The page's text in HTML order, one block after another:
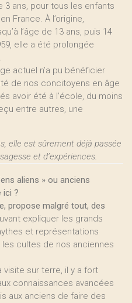
3 ans, pour tous les enfants
France. À l’origine,
l’âge de 13 ans, puis 14
elle a été prolongée
actuel n’a pu bénéficier
de nos concitoyens en âge
avoir été à l’école, du moins
entre autres, une
elle est sûrement déjà passée
et d’expériences.
aliens » ou anciens
ici ?
propose malgré tout, des
expliquer les grands
et représentations
cultes de nos anciennes
sur terre, il y a fort
connaissances avancées
aux anciens de faire des